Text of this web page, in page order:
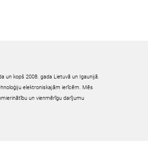
un kopš 2008. gada Lietuvā un Igaunijā.
elektroniskajām ierīcēm. Mēs
un vienmērīgu darījumu